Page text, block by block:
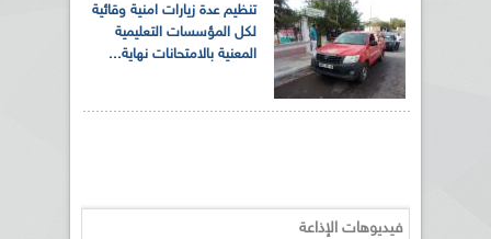
تنظيم عدة زيارات امنية وقائية
لكل المؤسسات التعليمية
المعنية بالامتحانات نهاية...
فيديوهات الإذاعة